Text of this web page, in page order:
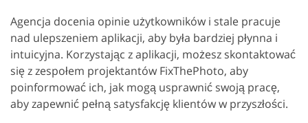
Agencja docenia opinie użytkowników i stale pracuje
nad ulepszeniem aplikacji, aby była bardziej płynna i
intuicyjna. Korzystając z aplikacji, możesz skontaktować
się z zespołem projektantów FixThePhoto, aby
poinformować ich, jak mogą usprawnić swoją pracę,
aby zapewnić pełną satysfakcję klientów w przyszłości.